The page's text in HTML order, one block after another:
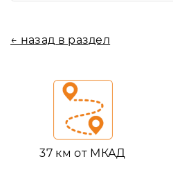
← назад в раздел
37 км от МКАД